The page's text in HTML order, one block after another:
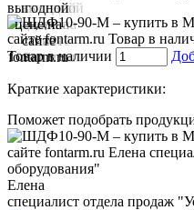
Товар в наличии
Краткие характеристики:
Поможет подобрать
Елена
специалист отдела продаж